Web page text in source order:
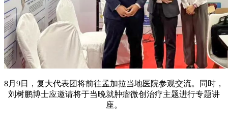
8月9日，复大代表团将前往孟加拉当地医院参观交流。同时，
刘树鹏博士应邀请将于当晚就肿瘤微创治疗主题进行专题讲
座。